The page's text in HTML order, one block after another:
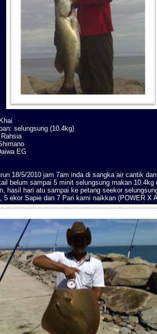
selungsung (10.4kg)
Rahsia
EG
18/5/2010 jam 7am inda di sangka air cantik dan
belum sampai 5 minit selungsung makan 10.4kg
hasil hari atu sampai ke petang seekor
5 ekor Sapie dan 7 Pari kami naikkan (POWER X